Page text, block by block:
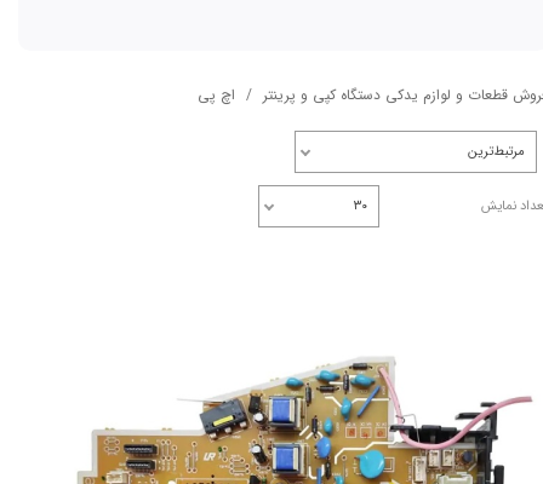
قطعات و لوازم یدکی دستگاه کپی و پرینتر اچ پی
مرتبط‌ترین
نمایش ۳۰